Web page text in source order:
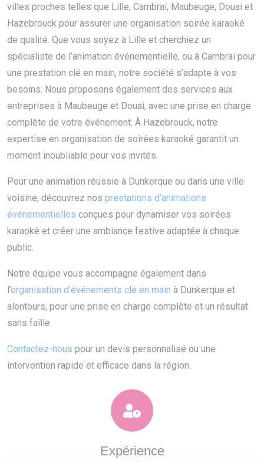
villes proches telles que Lille, Cambrai, Maubeuge, Douai et
Hazebrouck pour assurer une organisation soirée karaoké
de qualité. Que vous soyez à Lille et cherchiez un
spécialiste de l’animation événementielle, ou à Cambrai pour
une prestation clé en main, notre société s’adapte à vos
besoins. Nous proposons également des services aux
entreprises à Maubeuge et Douai, avec une prise en charge
complète de votre événement. À Hazebrouck, notre
expertise en organisation de soirées karaoké garantit un
moment inoubliable pour vos invités.
Pour une animation réussie à Dunkerque ou dans une ville
voisine, découvrez nos prestations d’animations
événementielles conçues pour dynamiser vos soirées
karaoké et créer une ambiance festive adaptée à chaque
public.
Notre équipe vous accompagne également dans
l’organisation d’événements clé en main à Dunkerque et
alentours, pour une prise en charge complète et un résultat
sans faille.
Contactez-nous pour un devis personnalisé ou une
intervention rapide et efficace dans la région.
Expérience